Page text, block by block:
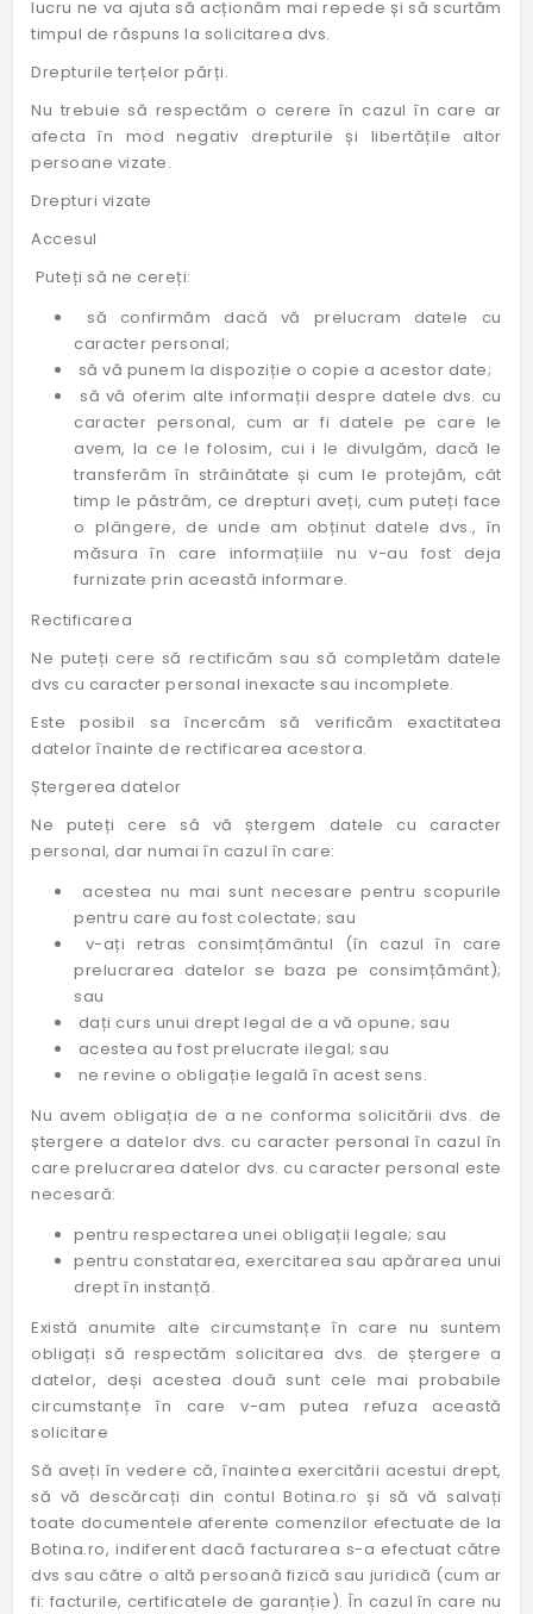
lucru ne va ajuta să acționăm mai repede și să scurtăm
timpul de răspuns la solicitarea dvs.
Drepturile terțelor părți.
Nu trebuie să respectăm o cerere în cazul în care ar
afecta în mod negativ drepturile și libertățile altor
persoane vizate.
Drepturi vizate
Accesul
Puteți să ne cereți:
să confirmăm dacă vă prelucram datele cu
caracter personal;
să vă punem la dispoziție o copie a acestor date;
să vă oferim alte informații despre datele dvs. cu
caracter personal, cum ar fi datele pe care le
avem, la ce le folosim, cui i le divulgăm, dacă le
transferăm în străinătate și cum le protejăm, cât
timp le păstrăm, ce drepturi aveți, cum puteți face
o plângere, de unde am obținut datele dvs., în
măsura în care informațiile nu v-au fost deja
furnizate prin această informare.
Rectificarea
Ne puteți cere să rectificăm sau să completăm datele
dvs cu caracter personal inexacte sau incomplete.
Este posibil sa încercăm să verificăm exactitatea
datelor înainte de rectificarea acestora.
Ștergerea datelor
Ne puteți cere să vă ștergem datele cu caracter
personal, dar numai în cazul în care:
acestea nu mai sunt necesare pentru scopurile
pentru care au fost colectate; sau
v-ați retras consimțământul (în cazul în care
prelucrarea datelor se baza pe consimțământ);
sau
dați curs unui drept legal de a vă opune; sau
acestea au fost prelucrate ilegal; sau
ne revine o obligație legală în acest sens.
Nu avem obligația de a ne conforma solicitării dvs. de
ștergere a datelor dvs. cu caracter personal în cazul în
care prelucrarea datelor dvs. cu caracter personal este
necesară:
pentru respectarea unei obligații legale; sau
pentru constatarea, exercitarea sau apărarea unui
drept în instanță.
Există anumite alte circumstanțe în care nu suntem
obligați să respectăm solicitarea dvs. de ștergere a
datelor, deși acestea două sunt cele mai probabile
circumstanțe în care v-am putea refuza această
solicitare
Să aveți în vedere că, înaintea exercitării acestui drept,
să vă descărcați din contul Botina.ro și să vă salvați
toate documentele aferente comenzilor efectuate de la
Botina.ro, indiferent dacă facturarea s-a efectuat către
dvs sau către o altă persoană fizică sau juridică (cum ar
fi: facturile, certificatele de garanție). În cazul în care nu